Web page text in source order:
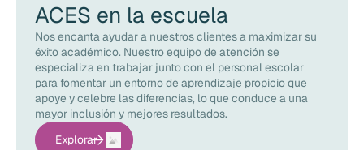
ACES en la escuela
Nos encanta ayudar a nuestros clientes a maximizar su
éxito académico. Nuestro equipo de atención se
especializa en trabajar junto con el personal escolar
para fomentar un entorno de aprendizaje propicio que
apoye y celebre las diferencias, lo que conduce a una
mayor inclusión y mejores resultados.
Explorar